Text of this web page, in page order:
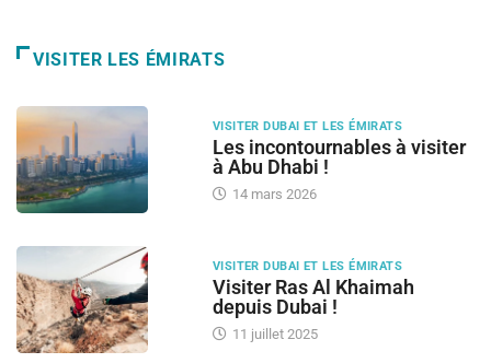
VISITER LES ÉMIRATS
VISITER DUBAI ET LES ÉMIRATS
Les incontournables à visiter
à Abu Dhabi !
14 mars 2026
VISITER DUBAI ET LES ÉMIRATS
Visiter Ras Al Khaimah
depuis Dubai !
11 juillet 2025